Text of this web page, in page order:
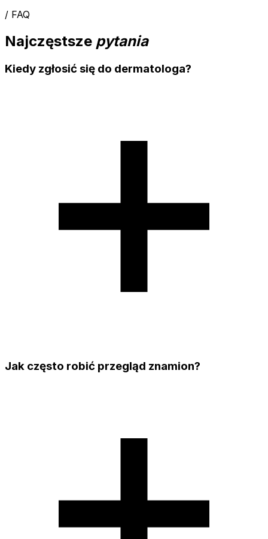
/ FAQ
Najczęstsze pytania
Kiedy zgłosić się do dermatologa?
Jak często robić przegląd znamion?